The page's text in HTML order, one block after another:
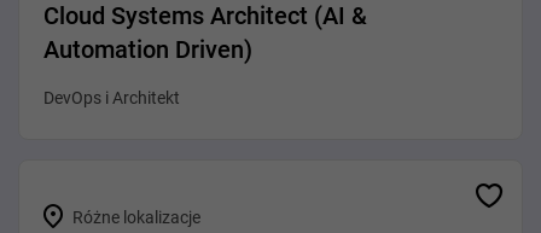
Cloud Systems Architect (AI &
Automation Driven)
DevOps i Architekt
Różne lokalizacje